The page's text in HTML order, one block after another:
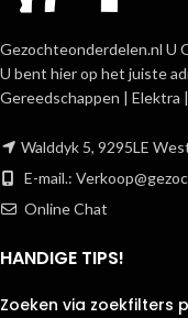
Gezochteonderdelen.nl U
U bent hier op het juiste
Gereedschappen | Elektra
Walddyk 5, 9295LE
E-mail.:
Online Chat
HANDIGE TIPS!
Zoeken via zoekfilters